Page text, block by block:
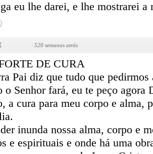
eu lhe darei, e lhe mostrarei a
· 520 semanas atrás
DE CURA
Pai diz que tudo que pedirmos
o Senhor fará, eu te peço agora
a cura para meu corpo e alma,
inunda nossa alma, corpo e
e espirituais e onde há uma